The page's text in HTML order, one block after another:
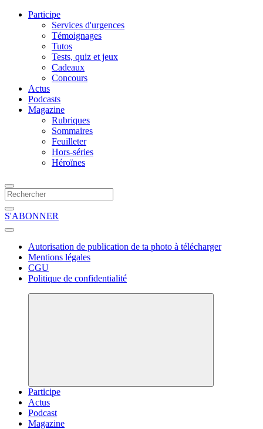
Participe
Services d'urgences
Témoignages
Tutos
Tests, quiz et jeux
Cadeaux
Concours
Actus
Podcasts
Magazine
Rubriques
Sommaires
Feuilleter
Hors-séries
Héroïnes
S'ABONNER
Autorisation de publication de ta photo à télécharger
Mentions légales
CGU
Politique de confidentialité
Participe
Actus
Podcast
Magazine